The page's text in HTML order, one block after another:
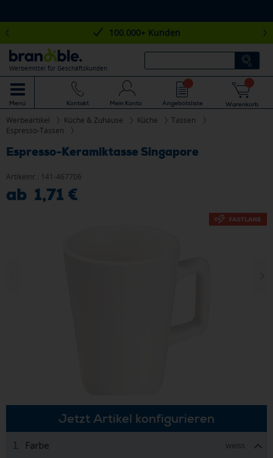
100.000+ Kunden
Werbemittel für Geschäftskunden
Menü Kontakt Mein Konto Angebotsliste Warenkorb
Werbeartikel Küche & Zuhause Küche
Tassen
Espresso-Tassen
Espresso-Keramiktasse Singapore
Artikelnr.: 141-467706
ab 1,71 €
Jetzt Artikel konfigurieren
1. Farbe weiss